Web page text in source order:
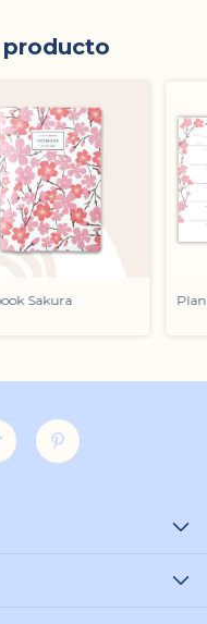
producto
Sakura